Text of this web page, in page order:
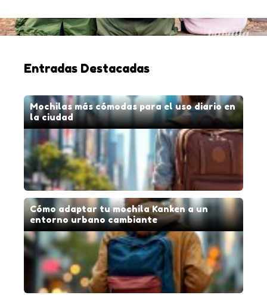
Entradas Destacadas
Mochilas más cómodas para el uso diario en
la ciudad
Cómo adaptar tu mochila Kanken a un
entorno urbano cambiante